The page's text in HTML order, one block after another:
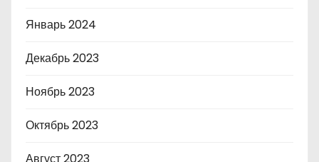
Январь 2024
Декабрь 2023
Ноябрь 2023
Октябрь 2023
Август 2023